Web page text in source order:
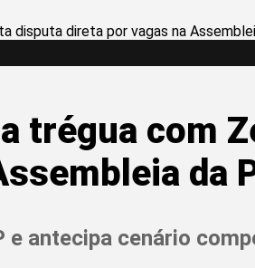
trégua com
da
e antecipa cenário